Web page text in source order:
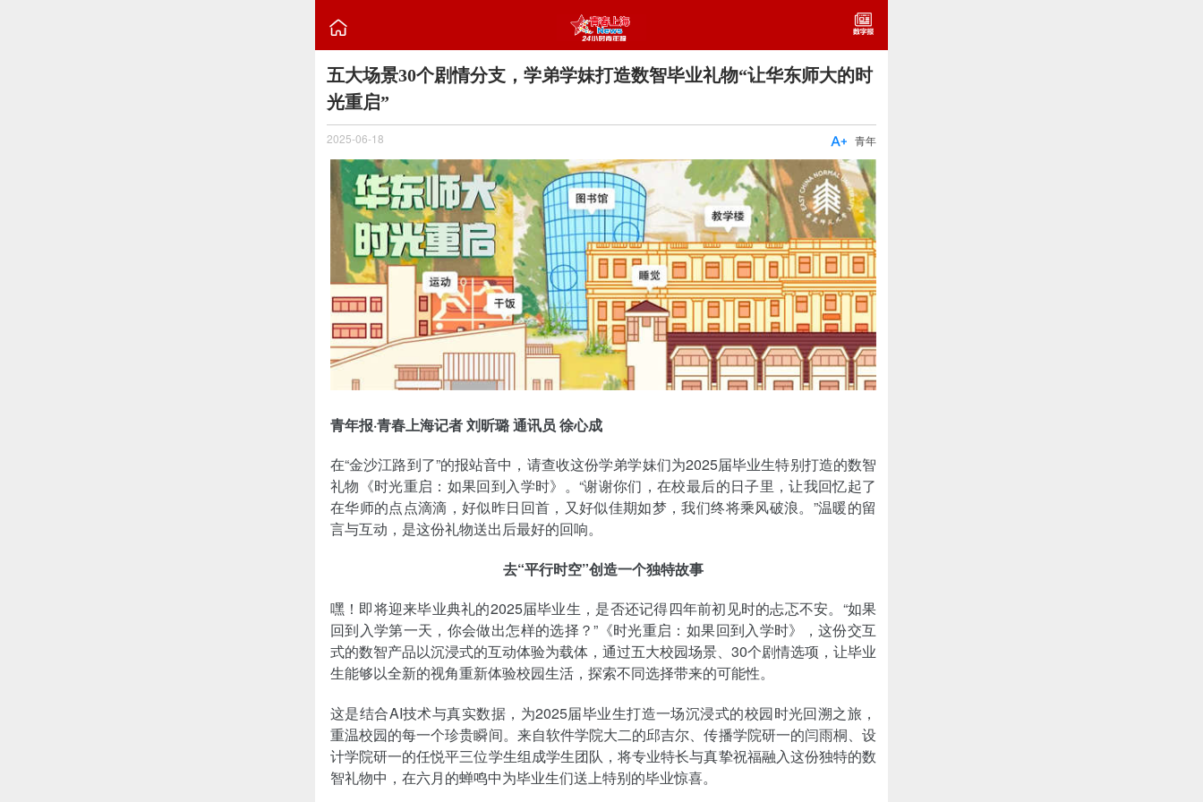

五大场景30个剧情分支，学弟学妹打造数智毕业礼物“让华东师大的时
光重启”
2025-06-18 青年

青年报·青春上海记者 刘昕璐 通讯员 徐心成
在“金沙江路到了”的报站音中，请查收这份学弟学妹们为2025届毕业生特别打造的数智
礼物《时光重启：如果回到入学时》。“谢谢你们，在校最后的日子里，让我回忆起了
在华师的点点滴滴，好似昨日回首，又好似佳期如梦，我们终将乘风破浪。”温暖的留
言与互动，是这份礼物送出后最好的回响。
去“平行时空”创造一个独特故事
嘿！即将迎来毕业典礼的2025届毕业生，是否还记得四年前初见时的忐忑不安。“如果
回到入学第一天，你会做出怎样的选择？”《时光重启：如果回到入学时》，这份交互
式的数智产品以沉浸式的互动体验为载体，通过五大校园场景、30个剧情选项，让毕业
生能够以全新的视角重新体验校园生活，探索不同选择带来的可能性。
这是结合AI技术与真实数据，为2025届毕业生打造一场沉浸式的校园时光回溯之旅，
重温校园的每一个珍贵瞬间。来自软件学院大二的邱吉尔、传播学院研一的闫雨桐、设
计学院研一的任悦平三位学生组成学生团队，将专业特长与真挚祝福融入这份独特的数
智礼物中，在六月的蝉鸣中为毕业生们送上特别的毕业惊喜。